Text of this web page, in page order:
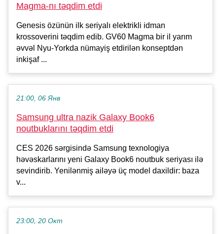
Magma-nı təqdim etdi
Genesis özünün ilk seriyalı elektrikli idman
krossoverini təqdim edib. GV60 Magma bir il yarım
əvvəl Nyu-Yorkda nümayiş etdirilən konseptdən
inkişaf ...
21:00, 06 Янв
Samsung ultra nazik Galaxy Book6
noutbuklarını təqdim etdi
CES 2026 sərgisində Samsung texnologiya
həvəskarlarını yeni Galaxy Book6 noutbuk seriyası ilə
sevindirib. Yenilənmiş ailəyə üç model daxildir: baza
v...
23:00, 20 Окт